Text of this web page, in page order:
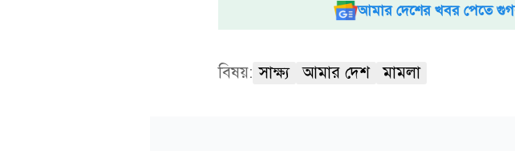
আমার দেশের খবর পেতে
বিষয়: সাক্ষ্য আমার দেশ মামলা